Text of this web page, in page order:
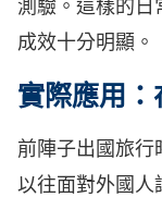
測驗。這樣的日
成效十分明顯。
實際應用
前陣子出國旅行
以往面對外國人